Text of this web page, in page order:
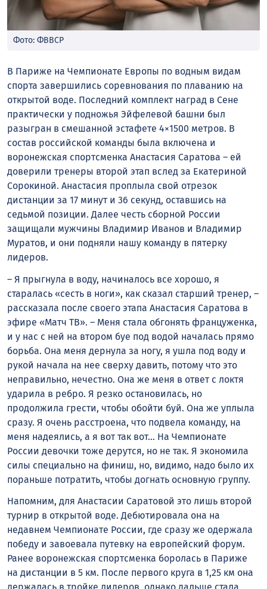
Фото: ФВВСР
В Париже на Чемпионате Европы по водным видам
спорта завершились соревнования по плаванию на
открытой воде. Последний комплект наград в Сене
практически у подножья Эйфелевой башни был
разыгран в смешанной эстафете 4×1500 метров. В
состав российской команды была включена и
воронежская спортсменка Анастасия Саратова – ей
доверили тренеры второй этап вслед за Екатериной
Сорокиной. Анастасия проплыла свой отрезок
дистанции за 17 минут и 36 секунд, оставшись на
седьмой позиции. Далее честь сборной России
защищали мужчины Владимир Иванов и Владимир
Муратов, и они подняли нашу команду в пятерку
лидеров.
– Я прыгнула в воду, начиналось все хорошо, я
старалась «сесть в ноги», как сказал старший тренер, –
рассказала после своего этапа Анастасия Саратова в
эфире «Матч ТВ». – Меня стала обгонять француженка,
и у нас с ней на втором буе под водой началась прямо
борьба. Она меня дернула за ногу, я ушла под воду и
рукой начала на нее сверху давить, потому что это
неправильно, нечестно. Она же меня в ответ с локтя
ударила в ребро. Я резко остановилась, но
продолжила грести, чтобы обойти буй. Она же уплыла
сразу. Я очень расстроена, что подвела команду, на
меня надеялись, а я вот так вот… На Чемпионате
России девочки тоже дерутся, но не так. Я экономила
силы специально на финиш, но, видимо, надо было их
пораньше потратить, чтобы догнать основную группу.
Напомним, для Анастасии Саратовой это лишь второй
турнир в открытой воде. Дебютировала она на
недавнем Чемпионате России, где сразу же одержала
победу и завоевала путевку на европейский форум.
Ранее воронежская спортсменка боролась в Париже
на дистанции в 5 км. После первого круга в 1,25 км она